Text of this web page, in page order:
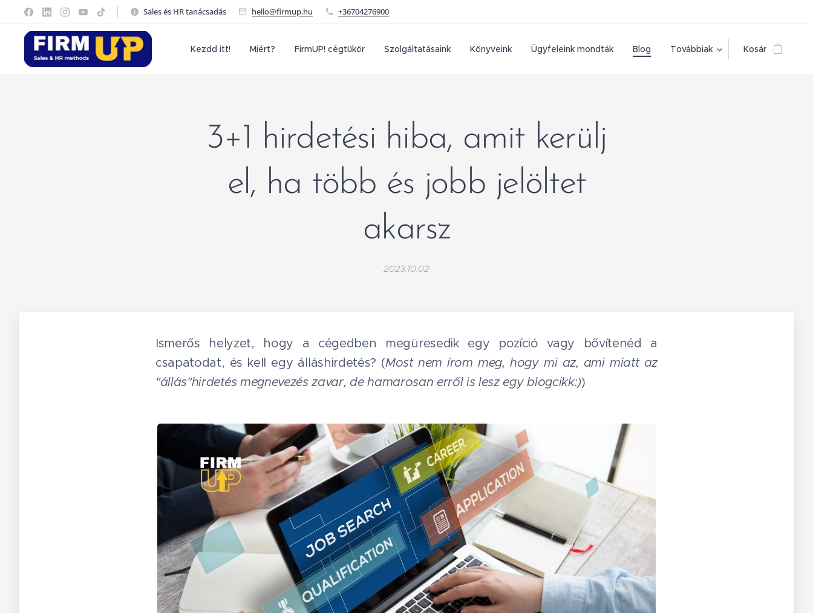
Sales és HR tanácsadás hello@firmup.hu +36704276900
Kezdd itt! Miért? FirmUP! cégtükör Szolgáltatásaink Könyveink Ügyfeleink mondták Blog Továbbiak Kosár
3+1 hirdetési hiba, amit kerülj
el, ha több és jobb jelöltet
akarsz
2023.10.02
Ismerős helyzet, hogy a cégedben megüresedik egy pozíció vagy bővítenéd a
csapatodat, és kell egy álláshirdetés? (Most nem írom meg, hogy mi az, ami miatt az
"állás"hirdetés megnevezés zavar, de hamarosan erről is lesz egy blogcikk:))